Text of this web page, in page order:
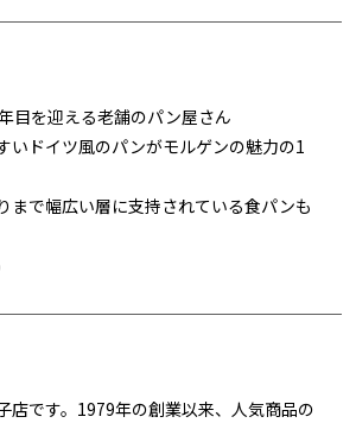
目を迎える老舗のパン屋さん
いドイツ風のパンがモルゲンの魅力の1
まで幅広い層に支持されている食パンも
店です。1979年の創業以来、人気商品の